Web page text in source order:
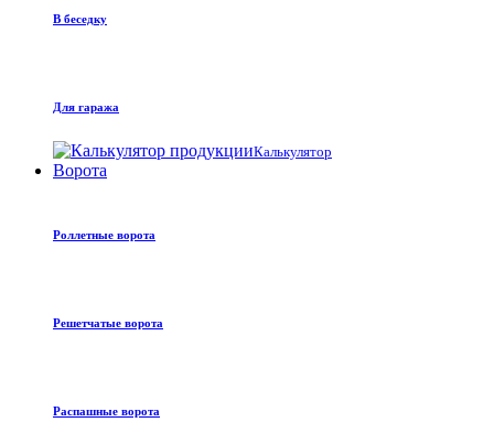
В беседку
Для гаража
Калькулятор
Ворота
Роллетные ворота
Решетчатые ворота
Распашные ворота